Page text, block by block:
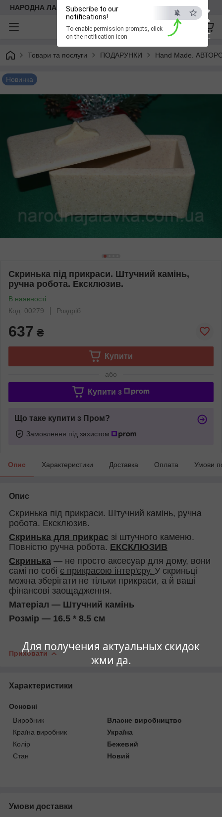
×
ESC
Для получения актуальных скидок
жми да.
Subscribe to our
notifications!
To enable permission prompts, click
on the notification icon
НАРОДНА ЛАВКА
Товари та послуги ПОДАРУНКИ Hand Made.
Новинка
Скринька під прикраси. Штучний камінь,
ручна робота. Ексклюзив.
В наявності
Код: 00279
Роздріб
637 ₴
Купити
або
Купити з
Що таке купити з Пром?
Замовлення під захистом
Опис Характеристики Доставка Оплата Умови
Опис
Скринька під прикраси. Штучний камінь, ручна
робота. Ексклюзив.
Скринька для прикрас зі штучного каменю.
Повністю ручна робота. ЕКСКЛЮЗИВ
Скринька — не просто аксесуар для дому, вони
самі по собі є прикрасою інтер'єру. У скриньці
можна зберігати не тільки прикраси, а й ваші
фінансові заощадження.
Матеріал — Штучний камінь
Розмір — 16.5 * 8.5 см
Приховати
Характеристики
Основні
Виробник
Власне виробництво
Країна виробник
Україна
Колір
Бежевий
Стан
Новий
Умови доставки